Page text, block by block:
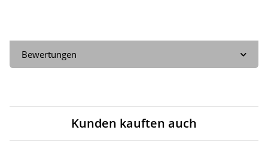
Bewertungen
Kunden kauften auch